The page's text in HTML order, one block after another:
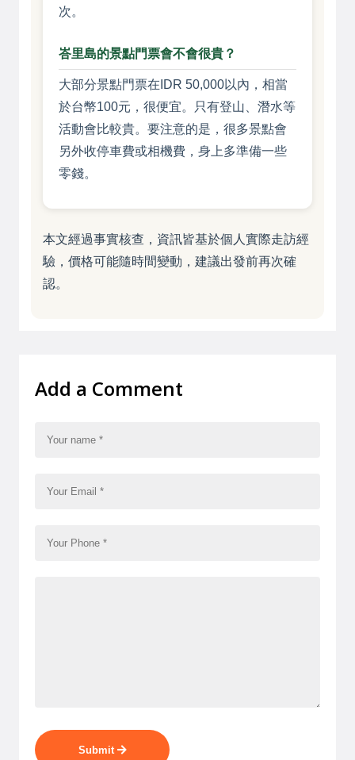
次。
峇里島的景點門票會不會很貴？
大部分景點門票在IDR 50,000以內，相當
於台幣100元，很便宜。只有登山、潛水等
活動會比較貴。要注意的是，很多景點會
另外收停車費或相機費，身上多準備一些
零錢。
本文經過事實核查，資訊皆基於個人實際走訪經
驗，價格可能隨時間變動，建議出發前再次確
認。
Add a Comment
Submit